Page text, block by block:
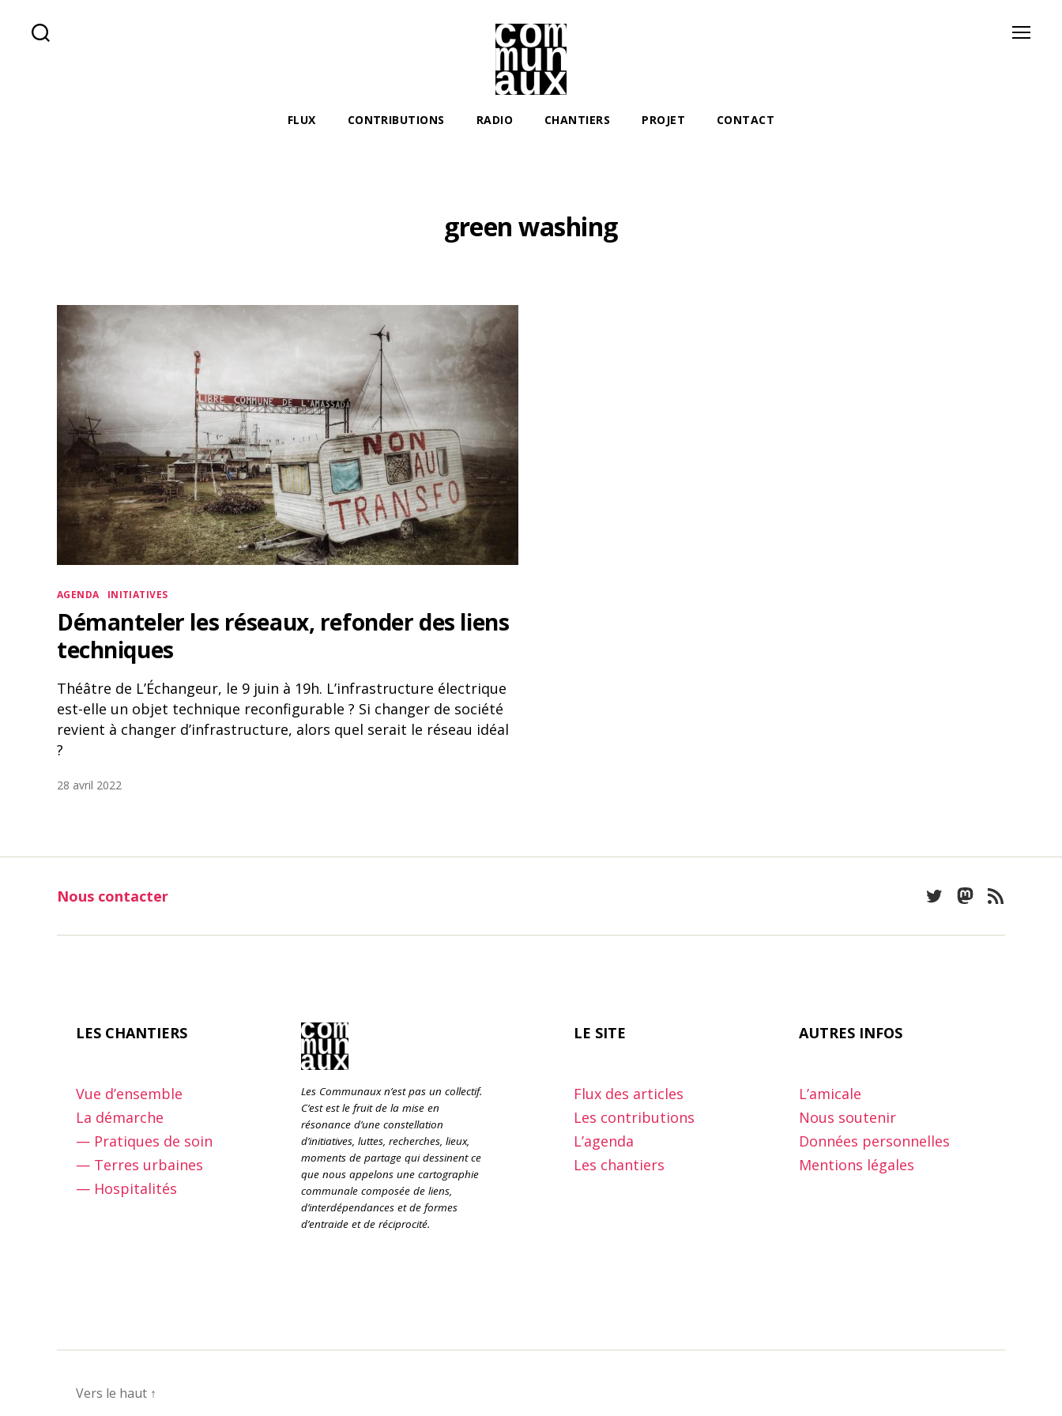
communaux
FLUX CONTRIBUTIONS RADIO CHANTIERS PROJET CONTACT
green washing
Catégories
AGENDA INITIATIVES
Démanteler les réseaux, refonder des liens
techniques
Théâtre de L’Échangeur, le 9 juin à 19h. L’infrastructure électrique
est-elle un objet technique reconfigurable ? Si changer de société
revient à changer d’infrastructure, alors quel serait le réseau idéal
?
28 avril 2022
Nous contacter TwitterMastodon
Feed
LES CHANTIERS
Vue d’ensemble
La démarche
— Pratiques de soin
— Terres urbaines
— Hospitalités
Les Communaux n’est pas un collectif.
C’est est le fruit de la mise en
résonance d’une constellation
d’initiatives, luttes, recherches, lieux,
moments de partage qui dessinent ce
que nous appelons une cartographie
communale composée de liens,
d’interdépendances et de formes
d’entraide et de réciprocité.
LE SITE
Flux des articles
Les contributions
L’agenda
Les chantiers
AUTRES INFOS
L’amicale
Nous soutenir
Données personnelles
Mentions légales
Vers le haut ↑